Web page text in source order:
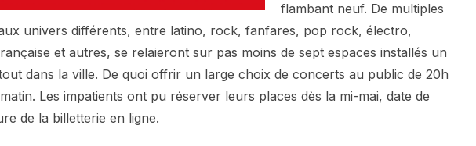
flambant neuf. De multiples
univers différents, entre latino, rock, fanfares, pop rock, électro,
et autres, se relaieront sur pas moins de sept espaces installés un
dans la ville. De quoi offrir un large choix de concerts au public de 20h
Les impatients ont pu réserver leurs places dès la mi-mai, date de
de la billetterie en ligne.